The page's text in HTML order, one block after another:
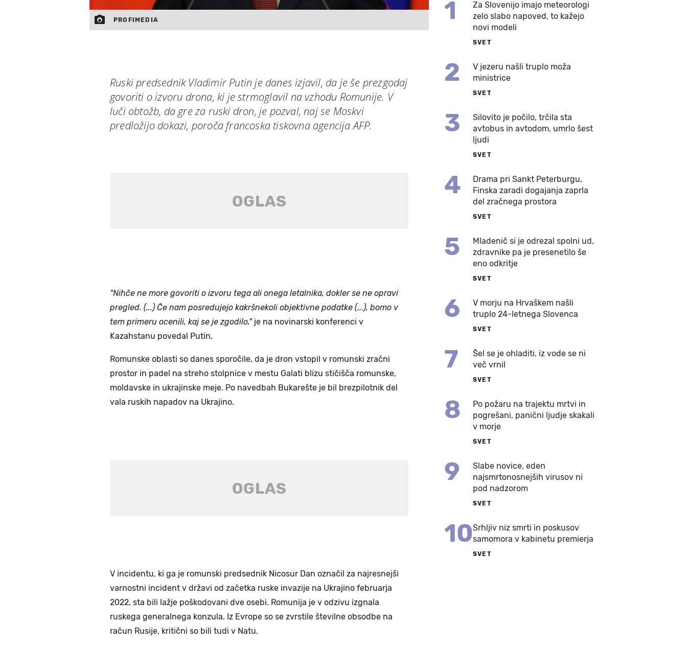
PROFIMEDIA
Ruski predsednik Vladimir Putin je danes izjavil, da je še prezgodaj
govoriti o izvoru drona, ki je strmoglavil na vzhodu Romunije. V
luči obtožb, da gre za ruski dron, je pozval, naj se Moskvi
predložijo dokazi, poroča francoska tiskovna agencija AFP.
"Nihče ne more govoriti o izvoru tega ali onega letalnika, dokler se ne opravi
pregled. (...) Če nam posredujejo kakršnekoli objektivne podatke (...), bomo v
tem primeru ocenili, kaj se je zgodilo,"je na novinarski konferenci v
Kazahstanu povedal Putin.
Romunske oblasti so danes sporočile, da je dron vstopil v romunski zračni
prostor in padel na streho stolpnice v mestu Galati blizu stičišča romunske,
moldavske in ukrajinske meje. Po navedbah Bukarešte je bil brezpilotnik del
vala ruskih napadov na Ukrajino.
V incidentu, ki ga je romunski predsednik Nicosur Dan označil za najresnejši
varnostni incident v državi od začetka ruske invazije na Ukrajino februarja
2022, sta bili lažje poškodovani dve osebi. Romunija je v odzivu izgnala
ruskega generalnega konzula. Iz Evrope so se zvrstile številne obsodbe na
račun Rusije, kritični so bili tudi v Natu.
1
Za Slovenijo imajo meteorologi
zelo slabo napoved, to kažejo
novi modeli
SVET
2
V jezeru našli truplo moža
ministrice
SVET
3
Silovito je počilo, trčila sta
avtobus in avtodom, umrlo šest
ljudi
SVET
4
Drama pri Sankt Peterburgu,
Finska zaradi dogajanja zaprla
del zračnega prostora
SVET
5
Mladenič si je odrezal spolni ud,
zdravnike pa je presenetilo še
eno odkritje
SVET
6
V morju na Hrvaškem našli
truplo 24-letnega Slovenca
SVET
7
Šel se je ohladiti, iz vode se ni
več vrnil
SVET
8
Po požaru na trajektu mrtvi in
pogrešani, panični ljudje skakali
v morje
SVET
9
Slabe novice, eden
najsmrtonosnejših virusov ni
pod nadzorom
SVET
10Srhljiv niz smrti in poskusov
samomora v kabinetu premierja
SVET